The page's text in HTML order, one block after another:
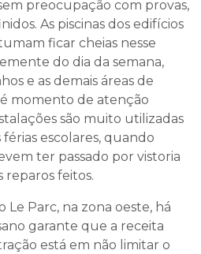
preocupação com provas,
As piscinas dos edifícios
ficar cheias nesse
do dia da semana,
e as demais áreas de
é momento de atenção
são muito utilizadas
escolares, quando
ter passado por vistoria
feitos.
Parc, na zona oeste, há
garante que a receita
está em não limitar o